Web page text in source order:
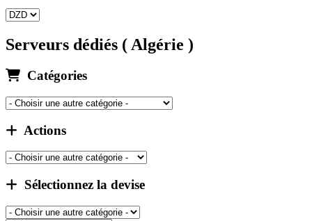
Serveurs dédiés ( Algérie )
Catégories
Actions
Sélectionnez la devise